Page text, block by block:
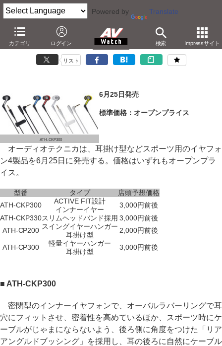
Powered by Translate
カテゴリ ログイン 検索 Impressサイト
オーディオテクニカ、防滴/スポーツ用イヤフォン4種
－ヘッドバンド/ハンガー着脱式など。実売2,000円から
リスト
ATH-CKP300
6月25日発売
標準価格：オープンプライス
オーディオテクニカは、耳掛け型などスポーツ用のイヤフォ
ン4製品を6月25日に発売する。価格はいずれもオープンプラ
イス。
型番 タイプ
店頭予想価格
ATH-CKP300
ACTIVE FIT設計
インナーイヤー
3,000円前後
ATH-CKP330スリムヘッドバンド採用 3,000円前後
ATH-CP200 スイングイヤーハンガー
耳掛け型
2,000円前後
ATH-CP300
軽量イヤーハンガー
耳掛け型
3,000円前後
■ ATH-CKP300
密閉型のインナーイヤフォンで、オーバルラバーリングで耳
穴にフィットさせ、密着性を高めているほか、スポーツ時にケ
ーブルがじゃまにならないよう、後ろ側に角度をつけた「リア
アングルドブッシング」を採用し、耳の後ろに自然にケーブル